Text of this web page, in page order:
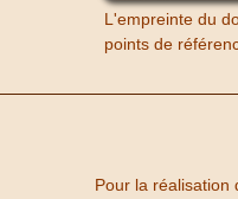
L'empreinte du
points de
Pour la réalisation